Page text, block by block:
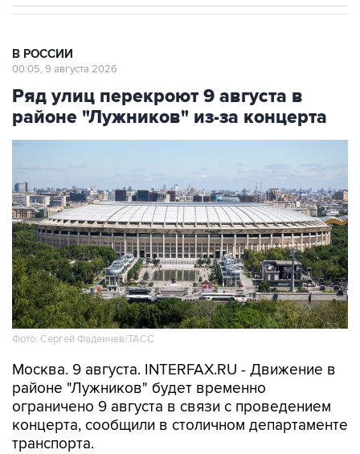
В РОССИИ
00:05, 9 августа 2026
Ряд улиц перекроют 9 августа в
районе "Лужников" из-за концерта
Фото: Сергей Фадеичев/ТАСС
Москва. 9 августа. INTERFAX.RU - Движение в
районе "Лужников" будет временно
ограничено 9 августа в связи с проведением
концерта, сообщили в столичном департаменте
транспорта.